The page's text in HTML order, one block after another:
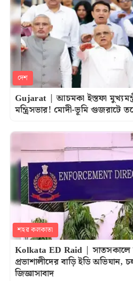
দেশ
Gujarat | আচমকা ইস্তফা
মন্ত্রিসভার! মোদী-ভূমি গুজরাটে
শহর কলকাতা
Kolkata ED Raid | সাতসকালে
প্রভাশালীদের বাড়ি ইডি অভিযান,
জিজ্ঞাসাবাদ